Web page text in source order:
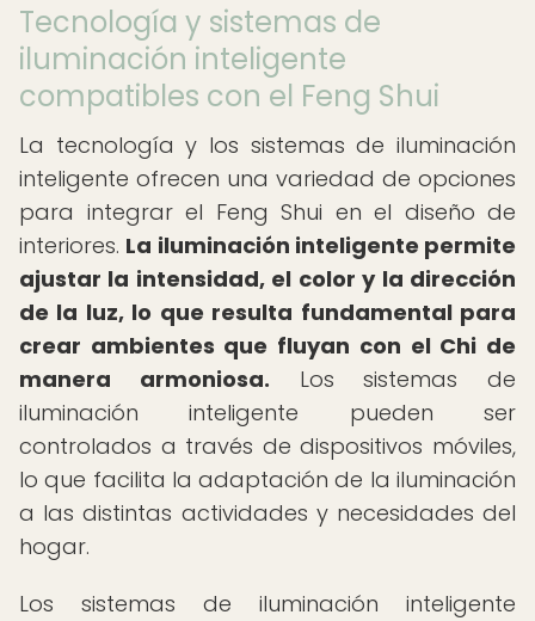
Tecnología y sistemas de
iluminación inteligente
compatibles con el Feng Shui
La tecnología y los sistemas de iluminación
inteligente ofrecen una variedad de opciones
para integrar el Feng Shui en el diseño de
interiores. La iluminación inteligente permite
ajustar la intensidad, el color y la dirección
de la luz, lo que resulta fundamental para
crear ambientes que fluyan con el Chi de
manera armoniosa. Los sistemas de
iluminación inteligente pueden ser
controlados a través de dispositivos móviles,
lo que facilita la adaptación de la iluminación
a las distintas actividades y necesidades del
hogar.
Los sistemas de iluminación inteligente